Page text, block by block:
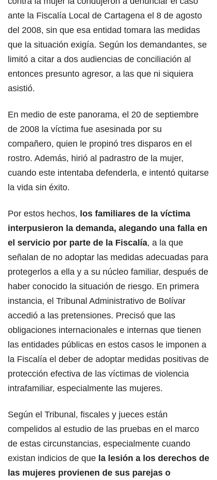
ante la Fiscalía Local de Cartagena el 8 de agosto
del 2008, sin que esa entidad tomara las medidas
que la situación exigía. Según los demandantes, se
limitó a citar a dos audiencias de conciliación al
entonces presunto agresor, a las que ni siquiera
asistió.
En medio de este panorama, el 20 de septiembre
de 2008 la víctima fue asesinada por su
compañero, quien le propinó tres disparos en el
rostro. Además, hirió al padrastro de la mujer,
cuando este intentaba defenderla, e intentó quitarse
la vida sin éxito.
Por estos hechos, los familiares de la víctima
interpusieron la demanda, alegando una falla en
el servicio por parte de la Fiscalía, a la que
señalan de no adoptar las medidas adecuadas para
protegerlos a ella y a su núcleo familiar, después de
haber conocido la situación de riesgo. En primera
instancia, el Tribunal Administrativo de Bolívar
accedió a las pretensiones. Precisó que las
obligaciones internacionales e internas que tienen
las entidades públicas en estos casos le imponen a
la Fiscalía el deber de adoptar medidas positivas de
protección efectiva de las víctimas de violencia
intrafamiliar, especialmente las mujeres.
Según el Tribunal, fiscales y jueces están
compelidos al estudio de las pruebas en el marco
de estas circunstancias, especialmente cuando
existan indicios de que la lesión a los derechos de
las mujeres provienen de sus parejas o